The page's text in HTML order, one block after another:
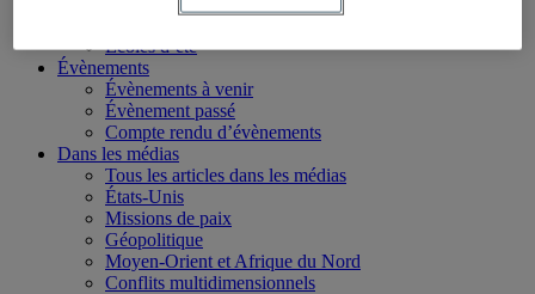
Écoles d’été
Évènements
Évènements à venir
Évènement passé
Compte rendu d’évènements
Dans les médias
Tous les articles dans les médias
États-Unis
Missions de paix
Géopolitique
Moyen-Orient et Afrique du Nord
Conflits multidimensionnels